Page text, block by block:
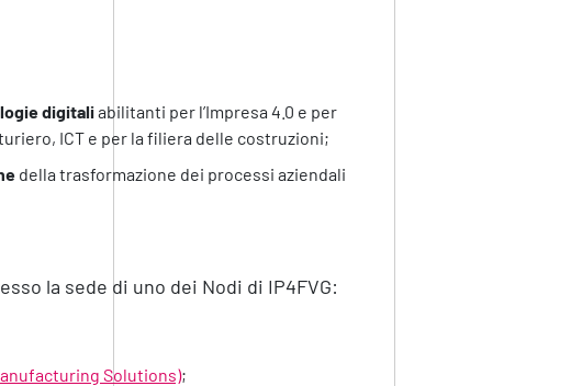
digitaliabilitanti per l’Impresa 4.0 e per
ICT e per la filiera delle costruzioni;
della trasformazione dei processi aziendali
la sede di uno dei Nodi di IP4FVG:
Solutions);